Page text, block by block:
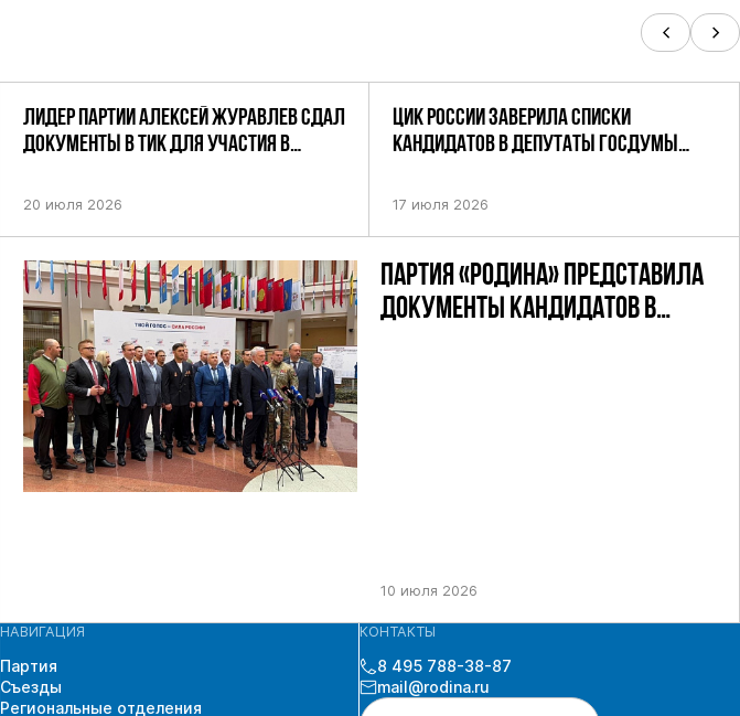
ЛИДЕР ПАРТИИ АЛЕКСЕЙ ЖУРАВЛЕВ СДАЛ
ДОКУМЕНТЫ В ТИК ДЛЯ УЧАСТИЯ В
ПО НЕФТЕКАМСКОМУ ОДНОМАНДАТНОМУ
20 июля 2026
ЦИК РОССИИ ЗАВЕРИЛА СПИСКИ
КАНДИДАТОВ В ДЕПУТАТЫ ГОСДУМЫ
17 июля 2026
ПАРТИЯ «РОДИНА» ПРЕДСТАВИЛА
ДОКУМЕНТЫ КАНДИДАТОВ В
10 июля 2026
НАВИГАЦИЯ
Партия
Съезды
Региональные отделения
КОНТАКТЫ
8 495 788-38-87
mail@rodina.ru